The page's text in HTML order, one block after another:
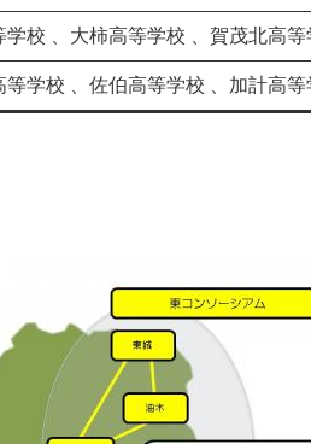
学校 、大柿高等学校 、賀茂北高
等学校 、佐伯高等学校 、加計高